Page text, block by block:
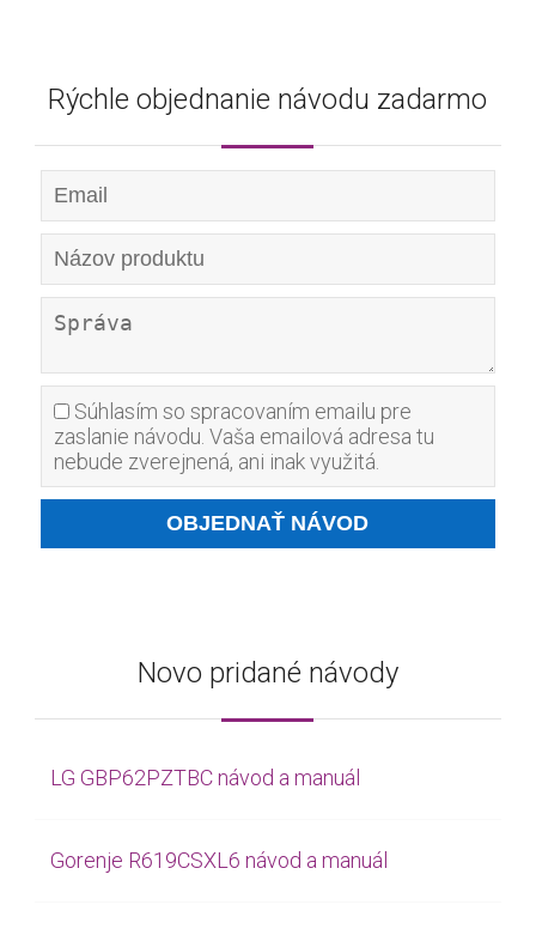
Rýchle objednanie návodu zadarmo
Súhlasím so spracovaním emailu pre
zaslanie návodu. Vaša emailová adresa tu
nebude zverejnená, ani inak využitá.
Novo pridané návody
LG GBP62PZTBC návod a manuál
Gorenje R619CSXL6 návod a manuál